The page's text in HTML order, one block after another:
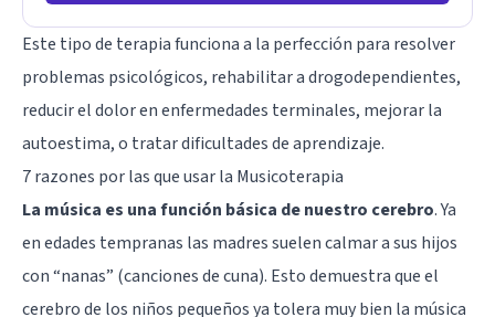
Este tipo de terapia funciona a la perfección para resolver
problemas psicológicos, rehabilitar a drogodependientes,
reducir el dolor en enfermedades terminales, mejorar la
autoestima, o tratar dificultades de aprendizaje.
7 razones por las que usar la Musicoterapia
La música es una función básica de nuestro cerebro. Ya
en edades tempranas las madres suelen calmar a sus hijos
con “nanas” (canciones de cuna). Esto demuestra que el
cerebro de los niños pequeños ya tolera muy bien la música